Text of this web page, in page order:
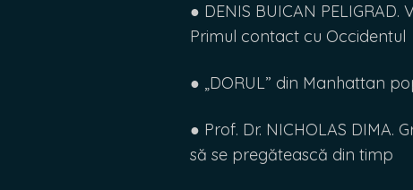
● DENIS BUICAN
Primul contact cu Occidentul
● „DORUL” din Manhattan
● Prof. Dr. NICHOLAS DIMA.
să se pregătească din timp